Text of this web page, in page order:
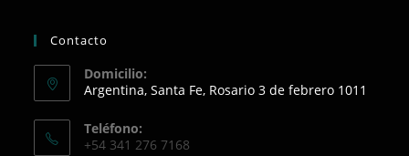
Contacto
Domicilio:
Argentina, Santa Fe, Rosario 3 de febrero 1011
Teléfono:
+54 341 276 7168